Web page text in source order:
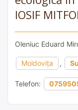
IOSIF
Oleniuc Eduard
Moldovița ,
Telefon: